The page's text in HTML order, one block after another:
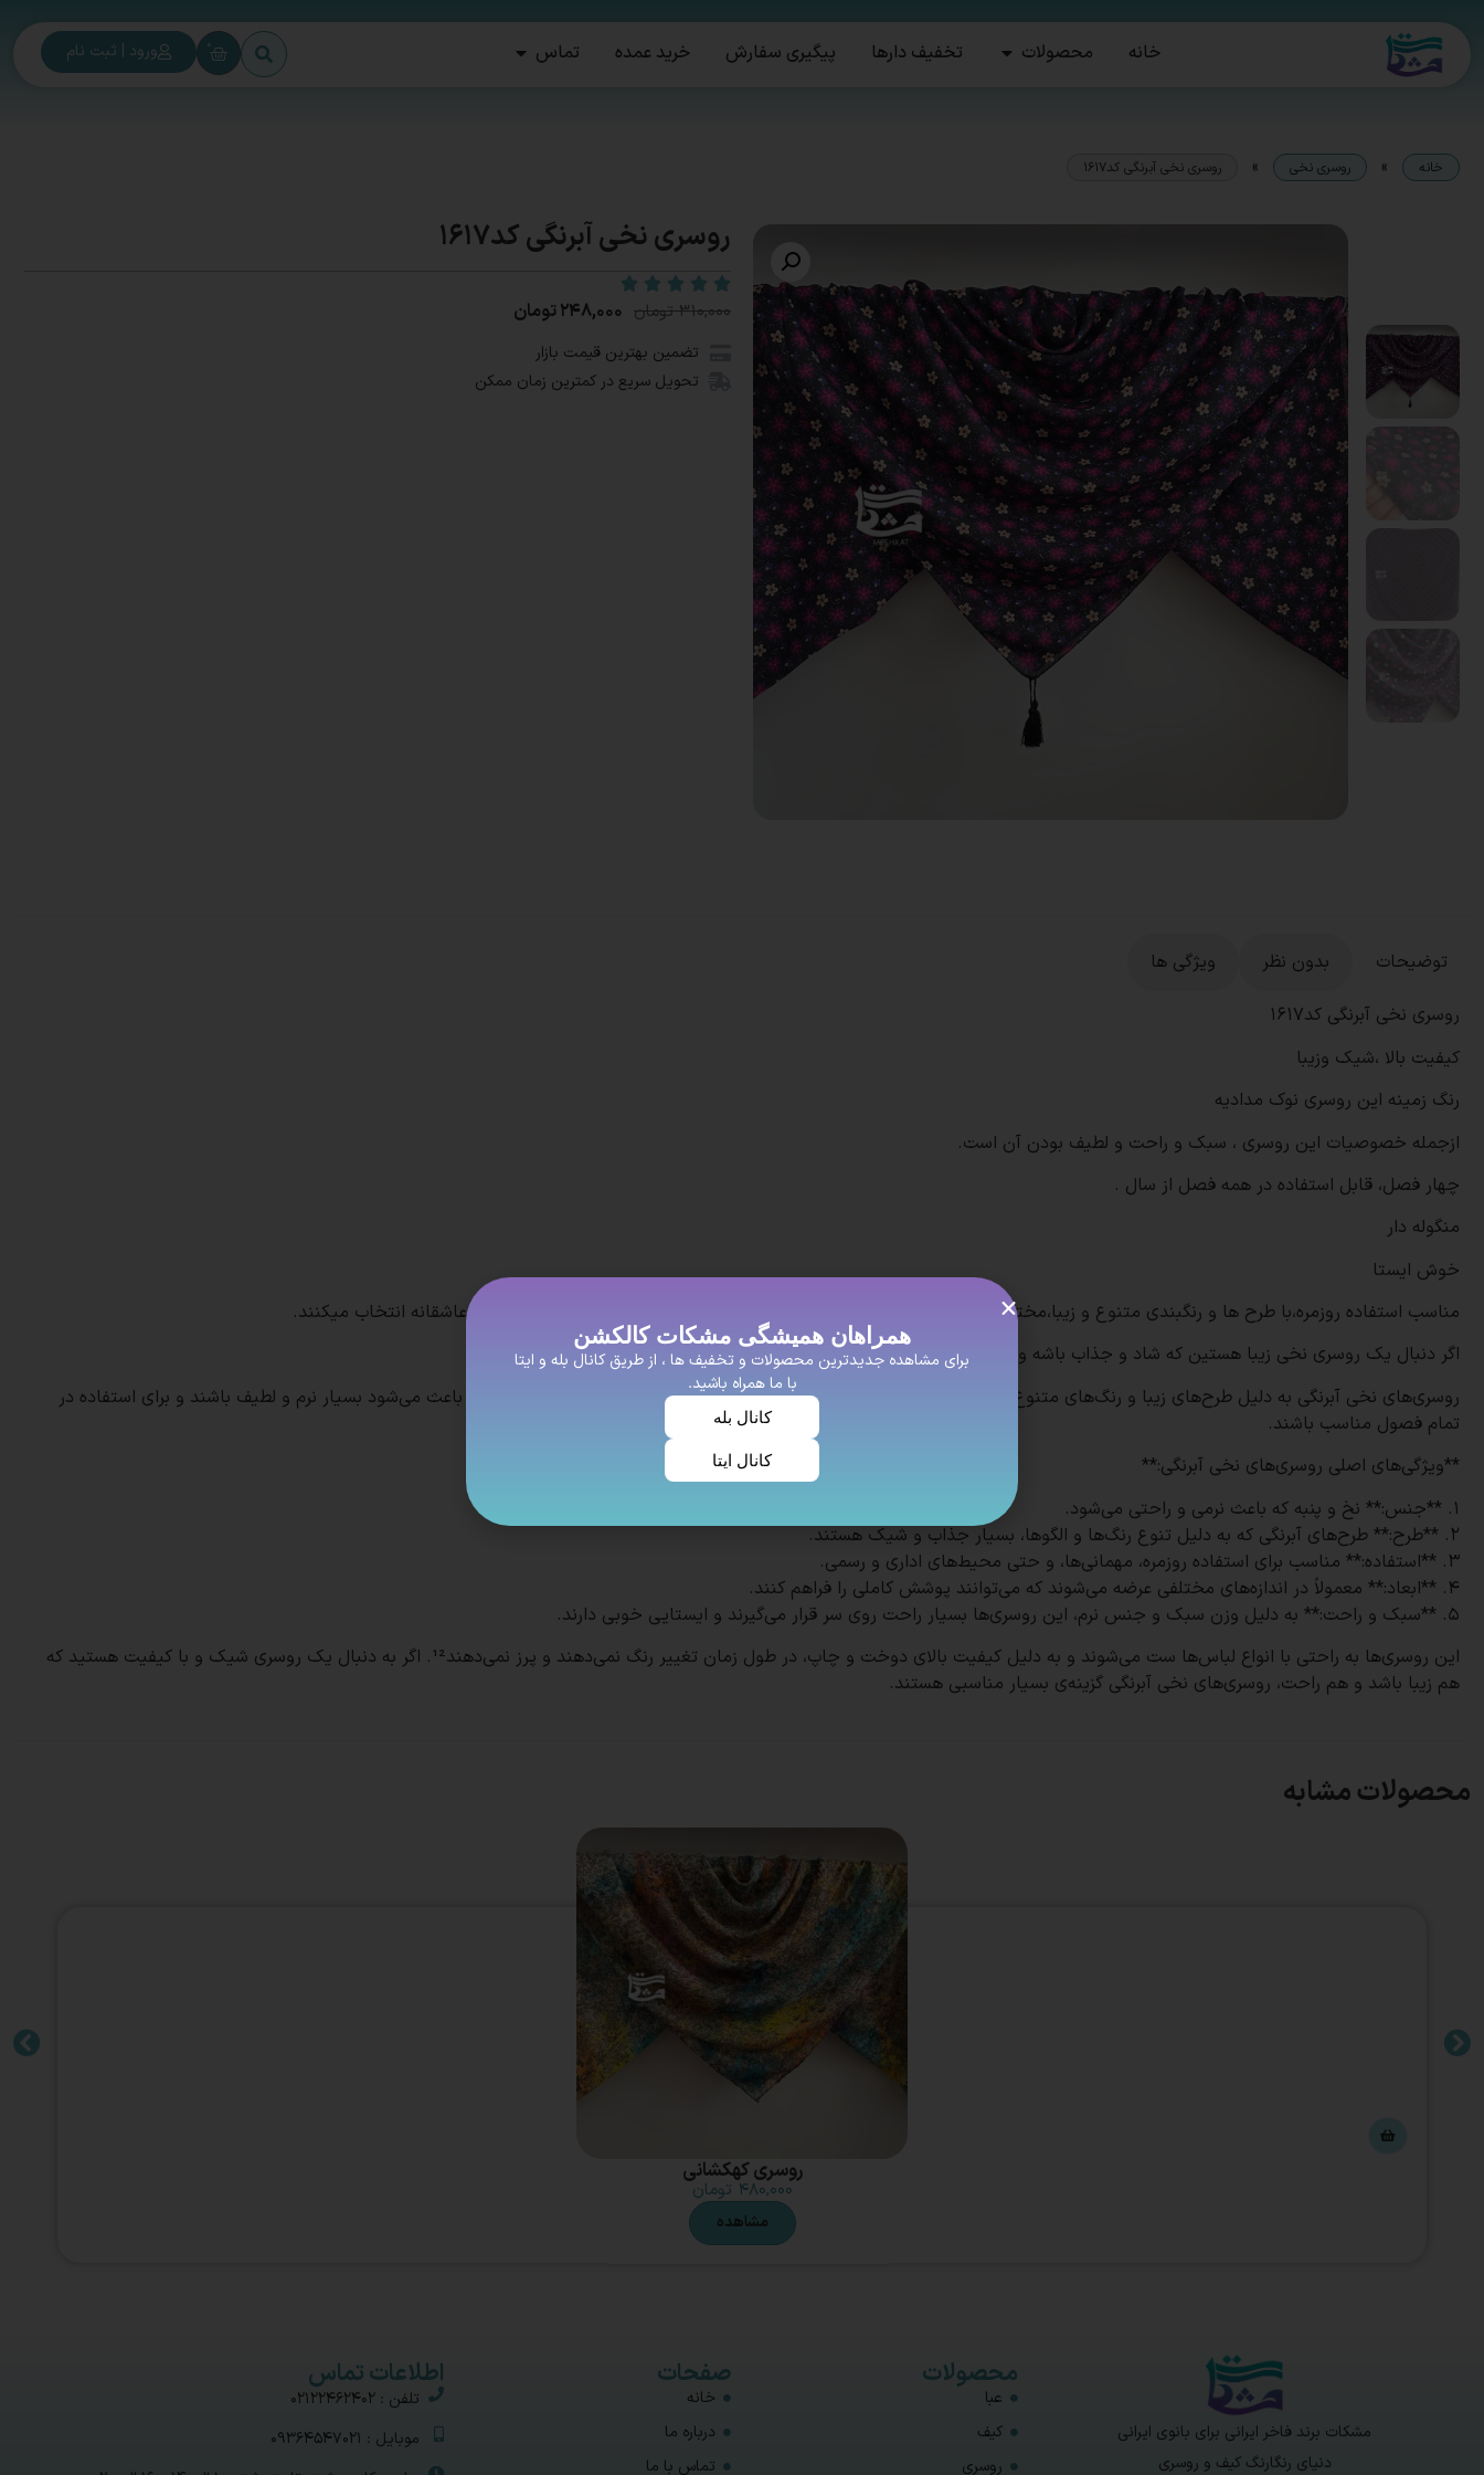
خانه محصولات تخفیف دارها پیگیری سفارش خرید عمده تماس 0 ورود | ثبت نام
خانه » روسری نخی » روسری نخی آبرنگی کد1617
روسری نخی آبرنگی کد1617
۳۱۰,۰۰۰ تومان ۲۴۸,۰۰۰تومان
تضمین بهترین قیمت بازار
تحویل سریع در کمترین زمان ممکن
توضیحات بدون نظر
ویژگی ها
روسری نخی آبرنگی کد1617
کیفیت بالا ،شیک وزیبا
رنگ زمینه این روسری نوک مدادیه
ازجمله خصوصیات این روسری ، سبک و راحت و لطیف بودن آن است.
چهار فصل، قابل استفاده در همه فصل از سال .
منگوله دار
خوش ایستا
مناسب استفاده روزمره،با طرح ها و رنگبندی متنوع و زیبا،مختص افراد خوش سلیغه و با عشق که برای زیبای خود اهمیت زیادی میدهند و عاشقانه انتخاب میکنند.
اگر دنبال یک روسری نخی زیبا هستین که شاد و جذاب باشه و کیفیت خوبی داشته باشه این روسری نخی پیشنهاد ما به شما عزیزان است.
روسری‌های نخی آبرنگی به دلیل طرح‌های زیبا و رنگ‌های متنوع، بسیار محبوب هستند. این روسری‌ها از جنس نخ و پنبه ساخته می‌شوند که باعث می‌شود بسیار نرم و لطیف باشند و برای استفاده در
تمام فصول مناسب باشند.
**ویژگی‌های اصلی روسری‌های نخی آبرنگی:**
1. **جنس:** نخ و پنبه که باعث نرمی و راحتی می‌شود.
2. **طرح:** طرح‌های آبرنگی که به دلیل تنوع رنگ‌ها و الگوها، بسیار جذاب و شیک هستند.
3. **استفاده:** مناسب برای استفاده روزمره، مهمانی‌ها، و حتی محیط‌های اداری و رسمی.
4. **ابعاد:** معمولاً در اندازه‌های مختلفی عرضه می‌شوند که می‌توانند پوشش کاملی را فراهم کنند.
5. **سبک و راحت:** به دلیل وزن سبک و جنس نرم، این روسری‌ها بسیار راحت روی سر قرار می‌گیرند و ایستایی خوبی دارند.
این روسری‌ها به راحتی با انواع لباس‌ها ست می‌شوند و به دلیل کیفیت بالای دوخت و چاپ، در طول زمان تغییر رنگ نمی‌دهند و پرز نمی‌دهند¹². اگر به دنبال یک روسری شیک و با کیفیت هستید که
هم زیبا باشد و هم راحت، روسری‌های نخی آبرنگی گزینه‌ی بسیار مناسبی هستند.
محصولات مشابه
روسری کهکشانی
۴۸۰,۰۰۰ تومان
مشاهده
مشکات برند فاخر ایرانی برای بانوی ایرانی
دنیای رنگارنگ کیف و روسری
محصولات
عبا
کیف
روسری
صفحات
خانه
درباره ما
تماس با ما
اطلاعات تماس
تلفن : 02122462402
موبایل : 09364547021
همراهان همیشگی مشکات کالکشن
برای مشاهده جدیدترین محصولات و تخفیف ها ، از طریق کانال بله و ایتا
با ما همراه باشید.
کانال بله
کانال ایتا